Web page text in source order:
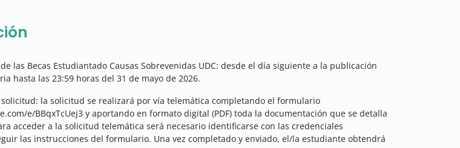
las Becas Estudiantado Causas Sobrevenidas UDC: desde el día siguiente a la publicación
hasta las 23:59 horas del 31 de mayo de 2026.
la solicitud se realizará por vía telemática completando el formulario
e/BBqxTcUej3 y aportando en formato digital (PDF) toda la documentación que se detalla
acceder a la solicitud telemática será necesario identificarse con las credenciales
las instrucciones del formulario. Una vez completado y enviado, el/la estudiante obtendrá